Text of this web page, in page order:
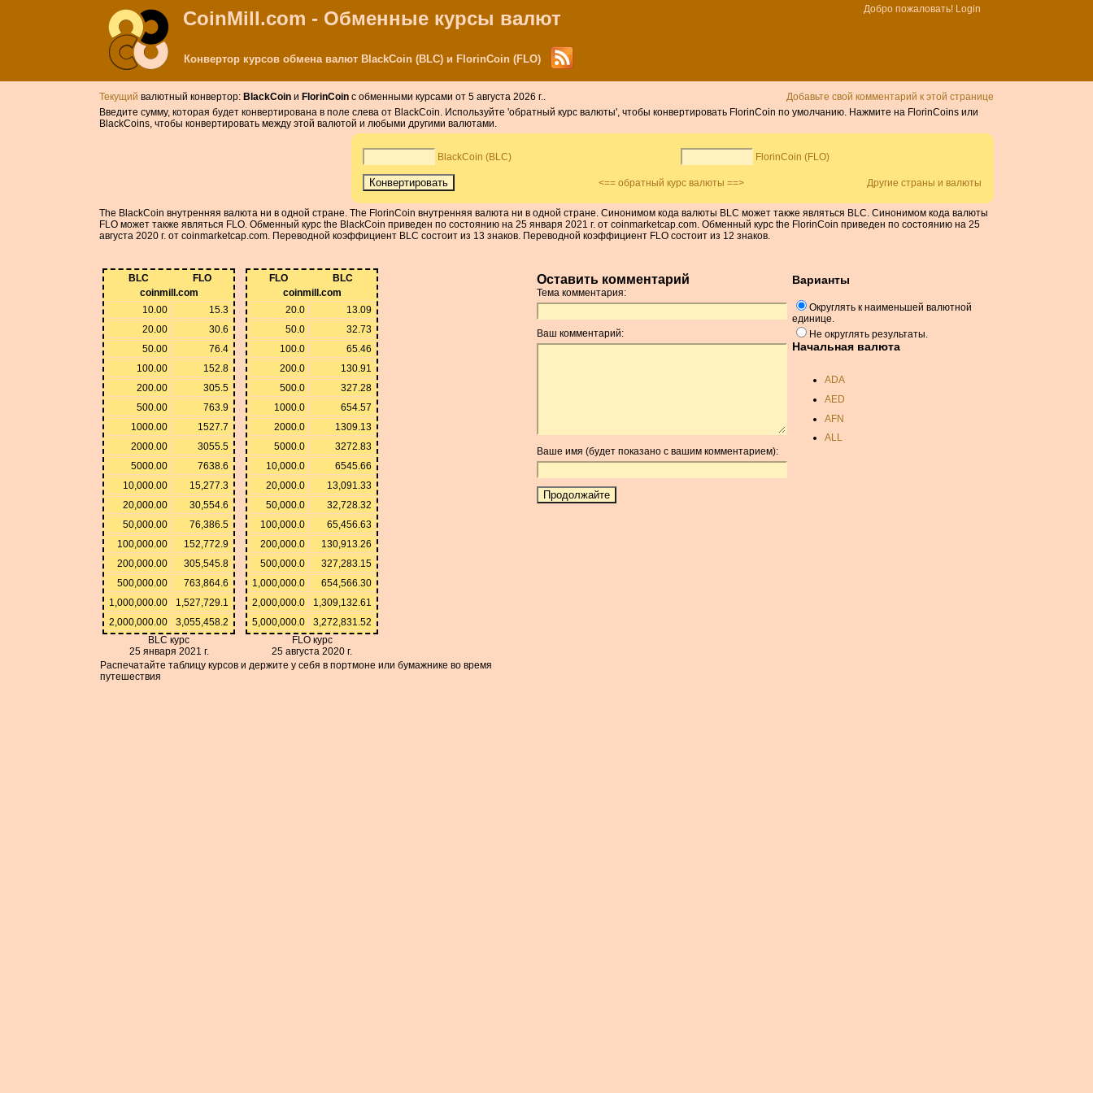
CoinMill.com - Обменные курсы валют Добро пожаловать! Login
Конвертор курсов обмена валют BlackCoin (BLC) и FlorinCoin (FLO)
Добавьте свой комментарий к этой странице
Текущий валютный конвертор: BlackCoin и FlorinCoin с обменными курсами от 5 августа 2026 г..
Введите сумму, которая будет конвертирована в поле слева от BlackCoin. Используйте 'обратный курс валюты', чтобы конвертировать FlorinCoin по умолчанию. Нажмите на FlorinCoins или
BlackCoins, чтобы конвертировать между этой валютой и любыми другими валютами.
BlackCoin (BLC) FlorinCoin (FLO)
<== обратный курс валюты ==> Другие страны и валюты
The BlackCoin внутренняя валюта ни в одной стране. The FlorinCoin внутренняя валюта ни в одной стране. Синонимом кода валюты BLC может также являться BLC. Синонимом кода валюты
FLO может также являться FLO. Обменный курс the BlackCoin приведен по состоянию на 25 января 2021 г. от coinmarketcap.com. Обменный курс the FlorinCoin приведен по состоянию на 25
августа 2020 г. от coinmarketcap.com. Переводной коэффициент BLC состоит из 13 знаков. Переводной коэффициент FLO состоит из 12 знаков.
BLC
FLO
coinmill.com
10.00
15.3
20.00
30.6
50.00
76.4
100.00
152.8
200.00
305.5
500.00
763.9
1000.00
1527.7
2000.00
3055.5
5000.00
7638.6
10,000.00
15,277.3
20,000.00
30,554.6
50,000.00
76,386.5
100,000.00
152,772.9
200,000.00
305,545.8
500,000.00
763,864.6
1,000,000.00
1,527,729.1
2,000,000.00
3,055,458.2
BLC курс
25 января 2021 г.
FLO
BLC
coinmill.com
20.0
13.09
50.0
32.73
100.0
65.46
200.0
130.91
500.0
327.28
1000.0
654.57
2000.0
1309.13
5000.0
3272.83
10,000.0
6545.66
20,000.0
13,091.33
50,000.0
32,728.32
100,000.0
65,456.63
200,000.0
130,913.26
500,000.0
327,283.15
1,000,000.0
654,566.30
2,000,000.0
1,309,132.61
5,000,000.0
3,272,831.52
FLO курс
25 августа 2020 г.
Распечатайте таблицу курсов и держите у себя в портмоне или бумажнике во время
путешествия
Оставить комментарий
Тема комментария:
Ваш комментарий:
Ваше имя (будет показано с вашим комментарием):
Варианты
Округлять к наименьшей валютной
единице.
Не округлять результаты.
Начальная валюта
ADA
AED
AFN
ALL